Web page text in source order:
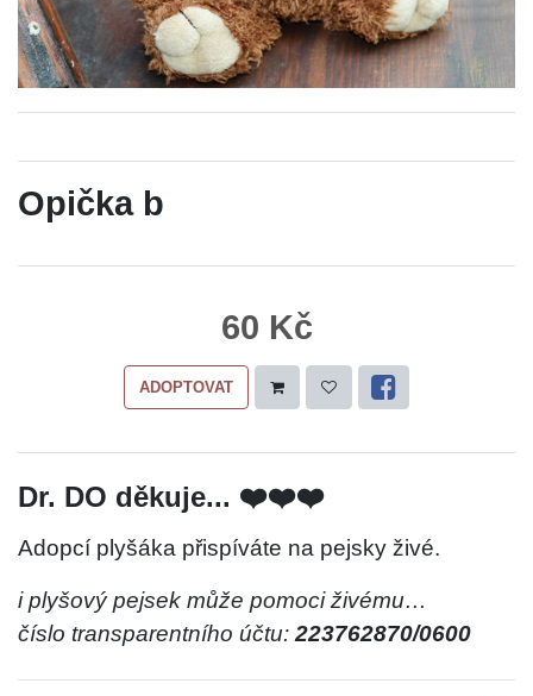
Opička b
60 Kč
ADOPTOVAT
Dr. DO děkuje... ❤️❤️❤️
Adopcí plyšáka přispíváte na pejsky živé.
i plyšový pejsek může pomoci živému…
číslo transparentního účtu: 223762870/0600